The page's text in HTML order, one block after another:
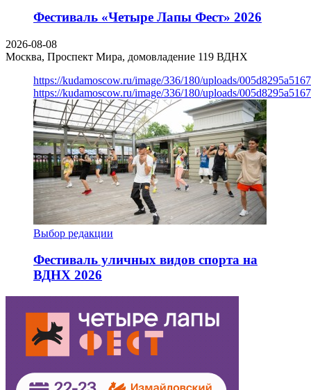
Фестиваль «Четыре Лапы Фест» 2026
2026-08-08
Москва, Проспект Мира, домовладение 119 ВДНХ
https://kudamoscow.ru/image/336/180/uploads/
https://kudamoscow.ru/image/336/180/uploads/
Выбор редакции
Фестиваль уличных видов спорта на
ВДНХ 2026